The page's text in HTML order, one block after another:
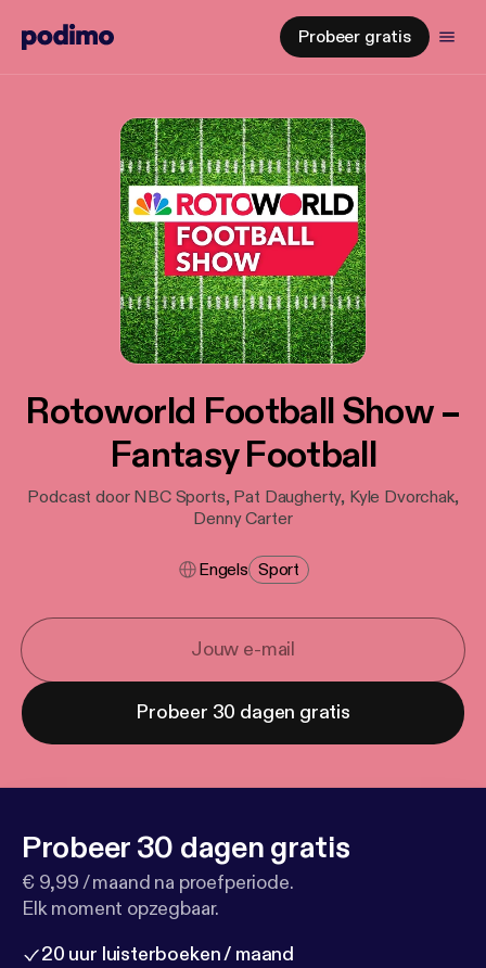
Probeer gratis
Rotoworld Football Show –
Fantasy Football
Podcast door NBC Sports, Pat Daugherty, Kyle Dvorchak,
Denny Carter
Engels Sport
Probeer 30 dagen gratis
Probeer 30 dagen gratis
€ 9,99 / maand na proefperiode.
Elk moment opzegbaar.
20 uur luisterboeken / maand